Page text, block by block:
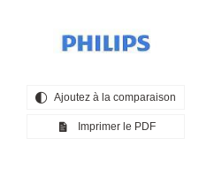
Ajoutez à la comparaison
Imprimer le PDF